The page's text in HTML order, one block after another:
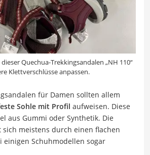
Quechua-Trekkingsandalen „NH 110“
Klettverschlüsse anpassen.
für Damen sollten allem
Sohle mit Profil aufweisen. Diese
aus Gummi oder Synthetik. Die
sich meistens durch einen flachen
einigen Schuhmodellen sogar